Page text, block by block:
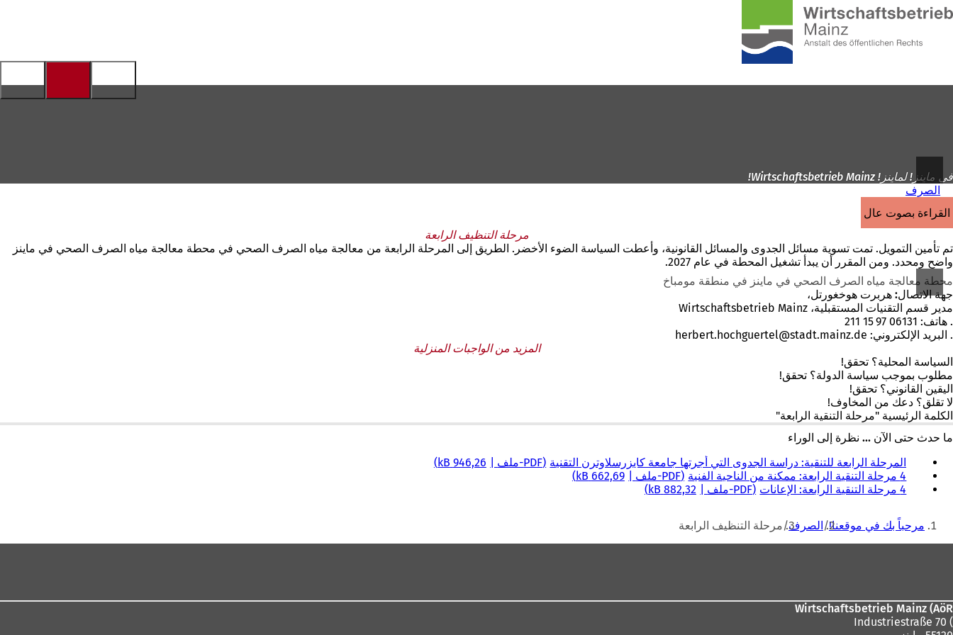
إلى
الصفحة
في ماينز! لماينز! Wirtschaftsbetrieb Mainz!
الصرف
القراءة بصوت عالٍ
مرحلة التنظيف الرابعة
تم تأمين التمويل. تمت تسوية مسائل الجدوى والمسائل القانونية، وأعطت السياسة الضوء الأخضر. الطريق إلى المرحلة الرابعة من معالجة مياه الصرف الصحي في محطة معالجة مياه الصرف الصحي في ماينز
واضح ومحدد. ومن المقرر أن يبدأ تشغيل المحطة في عام 2027.
محطة معالجة مياه الصرف الصحي في ماينز في منطقة مومباخ
جهة الاتصال: هربرت هوخغورتل،
مدير قسم التقنيات المستقبلية، Wirtschaftsbetrieb Mainz
. هاتف: 06131 97 15 211
. البريد الإلكتروني:
herbert.hochguertel stadt.mainz de
المزيد من الواجبات المنزلية
السياسة المحلية؟ تحقق!
مطلوب بموجب سياسة الدولة؟ تحقق!
اليقين القانوني؟ تحقق!
لا تقلق؟ دعك من المخاوف!
الكلمة الرئيسية "مرحلة التنقية الرابعة"
ما حدث حتى الآن ... نظرة إلى الوراء
المرحلة الرابعة للتنقية: دراسة الجدوى التي أجرتها جامعة كايزرسلاوترن التقنية PDF-ملف
946,26 kB
4 مرحلة التنقية الرابعة: ممكنة من الناحية الفنية
PDF-ملف
662,69 kB
4 مرحلة التنقية الرابعة: الإعانات
PDF-ملف 882,32 kB
أنت مرحباً بك في موقعنا! الصرف مرحلة التنظيف الرابعة
Wirtschaftsbetrieb Mainz (AöR
) Industriestraße 70